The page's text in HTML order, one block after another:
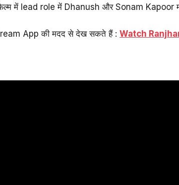
में lead role में Dhanush और Sonam Kapoor
App की मदद से देख सकते हैं : Watch